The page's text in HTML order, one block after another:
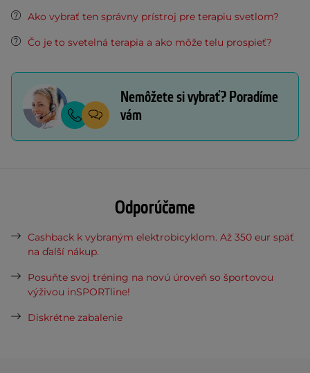
Ako vybrať ten správny prístroj pre terapiu svetlom?
Čo je to svetelná terapia a ako môže telu prospieť?
Nemôžete si vybrať? Poradíme
vám
Odporúčame
Cashback k vybraným elektrobicyklom. Až 350 eur späť
na ďalší nákup.
Posuňte svoj tréning na novú úroveň so športovou
výživou inSPORTline!
Diskrétne zabalenie